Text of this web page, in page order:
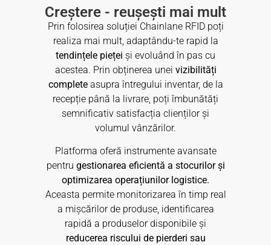
Creștere - reușești mai mult
Prin folosirea soluției Chainlane RFID poți
realiza mai mult, adaptându-te rapid la
tendințele pieței și evoluând în pas cu
acestea. Prin obținerea unei vizibilități
completeasupra întregului inventar, de la
recepție până la livrare, poți îmbunătăți
semnificativ satisfacția clienților și
volumul vânzărilor.
Platforma oferă instrumente avansate
pentru gestionarea eficientă a stocurilor și
optimizarea operațiunilor logistice.
Aceasta permite monitorizarea în timp real
a mișcărilor de produse, identificarea
rapidă a produselor disponibile și
reducerea riscului de pierderi sau